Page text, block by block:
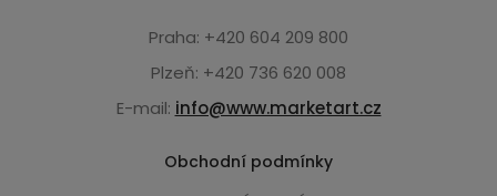
Praha: +420 604 209 800
Plzeň: +420 736 620 008
E-mail: info@www.marketart.cz
Obchodní podmínky